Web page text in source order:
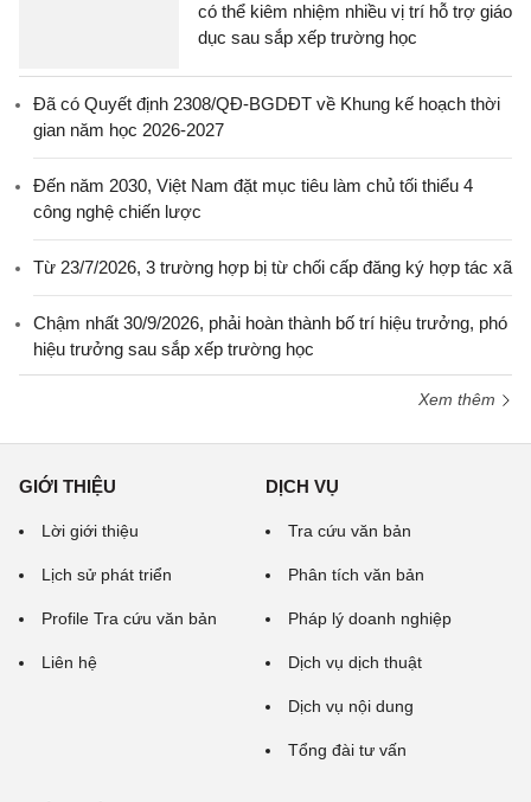
có thể kiêm nhiệm nhiều vị trí hỗ trợ giáo
dục sau sắp xếp trường học
Đã có Quyết định 2308/QĐ-BGDĐT về Khung kế hoạch thời
gian năm học 2026-2027
Đến năm 2030, Việt Nam đặt mục tiêu làm chủ tối thiểu 4
công nghệ chiến lược
Từ 23/7/2026, 3 trường hợp bị từ chối cấp đăng ký hợp tác xã
Chậm nhất 30/9/2026, phải hoàn thành bố trí hiệu trưởng, phó
hiệu trưởng sau sắp xếp trường học
Xem thêm
GIỚI THIỆU
Lời giới thiệu
Lịch sử phát triển
Profile Tra cứu văn bản
Liên hệ
DỊCH VỤ
Tra cứu văn bản
Phân tích văn bản
Pháp lý doanh nghiệp
Dịch vụ dịch thuật
Dịch vụ nội dung
Tổng đài tư vấn